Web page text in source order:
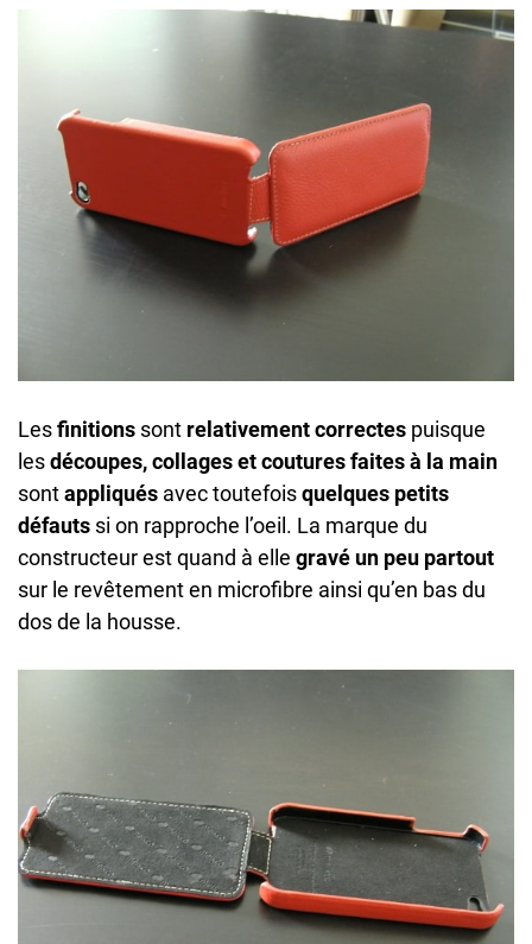
Lesfinitions sont relativement correctes puisque
lesdécoupes, collages et coutures faites à la main
sontappliqués avec toutefoisquelques petits
défauts si on rapproche l’oeil. La marque du
constructeur est quand à elle gravé un peu partout
sur le revêtement en microfibre ainsi qu’en bas du
dos de la housse.